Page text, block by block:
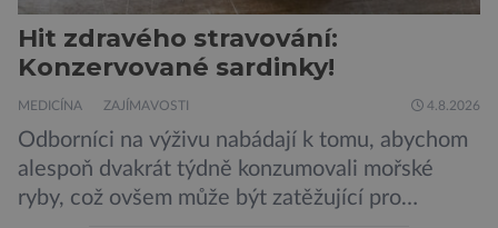
Hit zdravého stravování:
Konzervované sardinky!
MEDICÍNA ZAJÍMAVOSTI 4.8.2026
Odborníci na výživu nabádají k tomu, abychom
alespoň dvakrát týdně konzumovali mořské
ryby, což ovšem může být zatěžující pro